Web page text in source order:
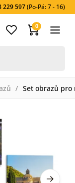
229 597(Po-Pá: 7 - 16)
0
Set obrazů